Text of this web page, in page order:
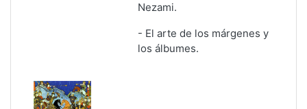
Nezami.
- El arte de los márgenes y
los álbumes.